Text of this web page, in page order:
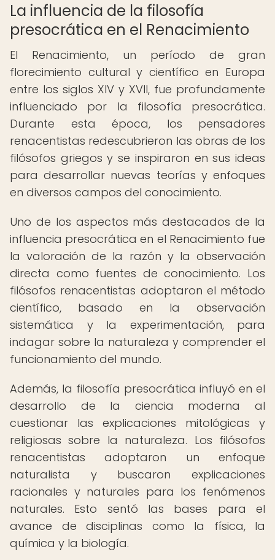
La influencia de la filosofía
presocrática en el Renacimiento
El Renacimiento, un período de gran
florecimiento cultural y científico en Europa
entre los siglos XIV y XVII, fue profundamente
influenciado por la filosofía presocrática.
Durante esta época, los pensadores
renacentistas redescubrieron las obras de los
filósofos griegos y se inspiraron en sus ideas
para desarrollar nuevas teorías y enfoques
en diversos campos del conocimiento.
Uno de los aspectos más destacados de la
influencia presocrática en el Renacimiento fue
la valoración de la razón y la observación
directa como fuentes de conocimiento. Los
filósofos renacentistas adoptaron el método
científico, basado en la observación
sistemática y la experimentación, para
indagar sobre la naturaleza y comprender el
funcionamiento del mundo.
Además, la filosofía presocrática influyó en el
desarrollo de la ciencia moderna al
cuestionar las explicaciones mitológicas y
religiosas sobre la naturaleza. Los filósofos
renacentistas adoptaron un enfoque
naturalista y buscaron explicaciones
racionales y naturales para los fenómenos
naturales. Esto sentó las bases para el
avance de disciplinas como la física, la
química y la biología.